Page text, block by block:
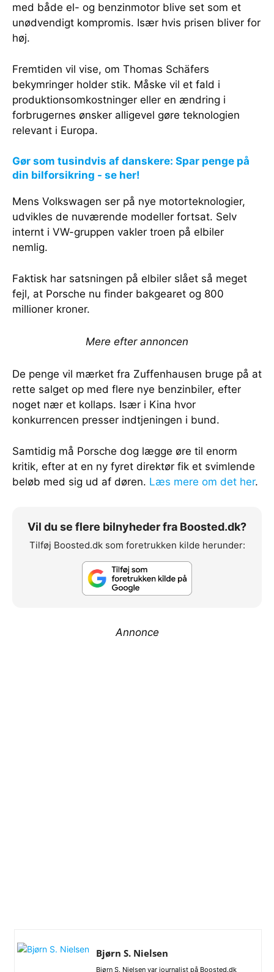
med både el- og benzinmotor blive set som et
unødvendigt kompromis. Især hvis prisen bliver for
høj.
Fremtiden vil vise, om Thomas Schäfers
bekymringer holder stik. Måske vil et fald i
produktionsomkostninger eller en ændring i
forbrugernes ønsker alligevel gøre teknologien
relevant i Europa.
Gør som tusindvis af danskere: Spar penge på
din bilforsikring - se her!
Mens Volkswagen ser på nye motorteknologier,
udvikles de nuværende modeller fortsat. Selv
internt i VW-gruppen vakler troen på elbiler
nemlig.
Faktisk har satsningen på elbiler slået så meget
fejl, at Porsche nu finder bakgearet og 800
millioner kroner.
Mere efter annoncen
De penge vil mærket fra Zuffenhausen bruge på at
rette salget op med flere nye benzinbiler, efter
noget nær et kollaps. Især i Kina hvor
konkurrencen presser indtjeningen i bund.
Samtidig må Porsche dog lægge øre til enorm
kritik, efter at en ny fyret direktør fik et svimlende
beløb med sig ud af døren. Læs mere om det her.
Vil du se flere bilnyheder fra Boosted.dk?
Tilføj Boosted.dk som foretrukken kilde herunder:
Annonce
Bjørn S. Nielsen
Bjørn S. Nielsen var journalist på Boosted.dk